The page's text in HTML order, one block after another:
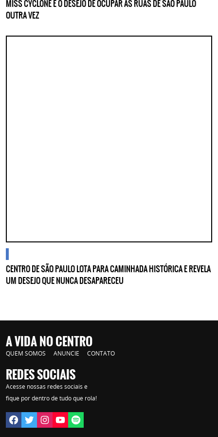
MISS CYCLONE E O DESEJO DE OCUPAR AS RUAS DE SÃO PAULO
OUTRA VEZ
CENTRO DE SÃO PAULO LOTA PARA CAMINHADA HISTÓRICA E REVELA
UM DESEJO QUE NUNCA DESAPARECEU
A VIDA NO CENTRO
QUEM SOMOS ANUNCIE CONTATO
REDES SOCIAIS
Acesse nossas redes sociais e
fique por dentro de tudo que rola!